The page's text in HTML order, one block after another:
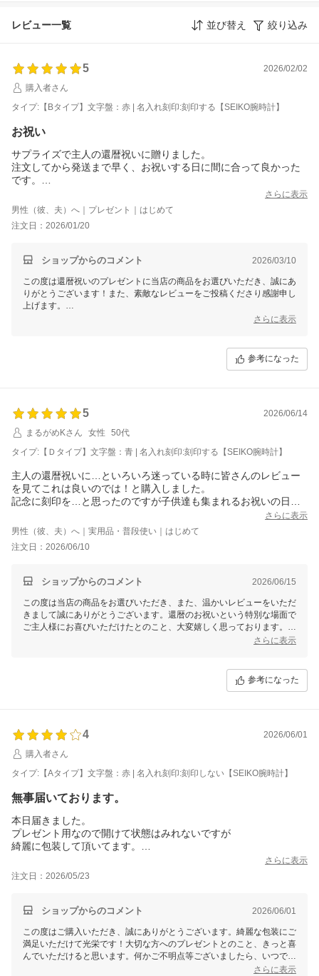
レビュー一覧 並び替え 絞り込み
5
2026/02/02
購入者さん
タイプ:【Bタイプ】文字盤：赤 | 名入れ刻印:刻印する【SEIKO腕時計】
お祝い
サプライズで主人の還暦祝いに贈りました。
注文してから発送まで早く、お祝いする日に間に合って良かった
です。
お祝い当日まで内緒にしていたので中身の確認ができず心配でし
たが、文字盤の赤い色も写真で見るより渋い赤で主人も大変喜ん
ケースに被せるミニちゃんちゃんこも可愛いですね！
さらに表示
男性（彼、夫）へ｜プレゼント｜はじめて
注文日：2026/01/20
ショップからのコメント 2026/03/10
この度は還暦祝いのプレゼントに当店の商品をお選びいただき、誠にあ
りがとうございます！また、素敵なレビューをご投稿くださり感謝申し
上げます。
足いただけたようで安心いたしました。還暦という特別な節目の贈り物
に、当店の商品がお役立ていただけたこと、とても光栄です。
さらに表示
参考になった
5
2026/06/14
まるがめKさん
女性
50代
タイプ:【Ｄタイプ】文字盤：青 | 名入れ刻印:刻印する【SEIKO腕時計】
主人の還暦祝いに…といろいろ迷っている時に皆さんのレビュー
を見てこれは良いのでは！と購入しました。
記念に刻印を…と思ったのですが子供達も集まれるお祝いの日に
間に合わなそうで、私だけあとで渡すことになると思ったのです
が、お祝いの日の前日、3日程で届き感謝しています。
主人もとても喜んでくれて子供達からも絶賛でした。
赤いちゃんちゃんこを着せてしばらく飾るそうです。
さらに表示
男性（彼、夫）へ｜実用品・普段使い｜はじめて
注文日：2026/06/10
ショップからのコメント 2026/06/15
この度は当店の商品をお選びいただき、また、温かいレビューをいただ
きまして誠にありがとうございます。還暦のお祝いという特別な場面で
ご主人様にお喜びいただけたとのこと、大変嬉しく思っております。
いただけるというお言葉も、とても素敵で心温まるエピソードです。
また記念の品として末永くお使いいただけましたら幸いです。何かご質
さらに表示
参考になった
4
2026/06/01
購入者さん
タイプ:【Aタイプ】文字盤：赤 | 名入れ刻印:刻印しない【SEIKO腕時計】
無事届いております。
本日届きました。
プレゼント用なので開けて状態はみれないですが
綺麗に包装して頂いてます。
喜んでくれるといいな？
さらに表示
注文日：2026/05/23
ショップからのコメント 2026/06/01
この度はご購入いただき、誠にありがとうございます。綺麗な包装にご
満足いただけて光栄です！大切な方へのプレゼントとのこと、きっと喜
んでいただけると思います。何かご不明点等ございましたら、いつでも
さらに表示